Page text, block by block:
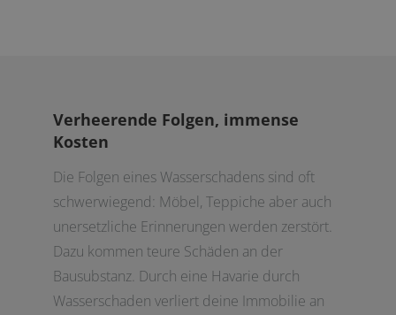
Verheerende Folgen, immense
Kosten
Die Folgen eines Wasserschadens sind oft
schwerwiegend: Möbel, Teppiche aber auch
unersetzliche Erinnerungen werden zerstört.
Dazu kommen teure Schäden an der
Bausubstanz. Durch eine Havarie durch
Wasserschaden verliert deine Immobilie an